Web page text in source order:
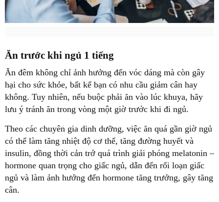
Ăn trước khi ngủ 1 tiếng
Ăn đêm không chỉ ảnh hưởng đến vóc dáng mà còn gây
hại cho sức khỏe, bất kể bạn có nhu cầu giảm cân hay
không. Tuy nhiên, nếu buộc phải ăn vào lúc khuya, hãy
lưu ý tránh ăn trong vòng một giờ trước khi đi ngủ.
Theo các chuyên gia dinh dưỡng, việc ăn quá gần giờ ngủ
có thể làm tăng nhiệt độ cơ thể, tăng đường huyết và
insulin, đồng thời cản trở quá trình giải phóng melatonin –
hormone quan trọng cho giấc ngủ, dẫn đến rối loạn giấc
ngủ và làm ảnh hưởng đến hormone tăng trưởng, gây tăng
cân.